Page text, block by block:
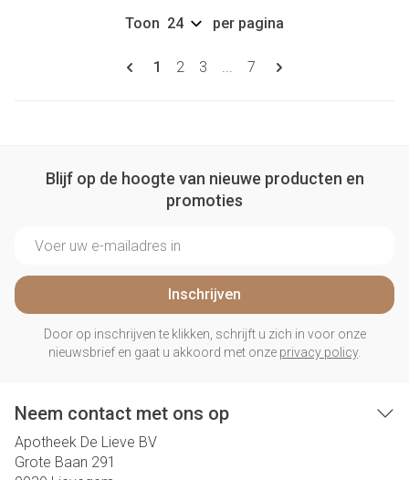
Pagina's
U lees momenteel pagina
1 Pagina
2 Pagina
3 ... Pagina
7
Toon per pagina
Blijf op de hoogte van nieuwe producten en
promoties
Inschrijven
Door op inschrijven te klikken, schrijft u zich in voor onze
nieuwsbrief en gaat u akkoord met onze privacy policy.
Neem contact met ons op
Apotheek De Lieve BV
Grote Baan 291